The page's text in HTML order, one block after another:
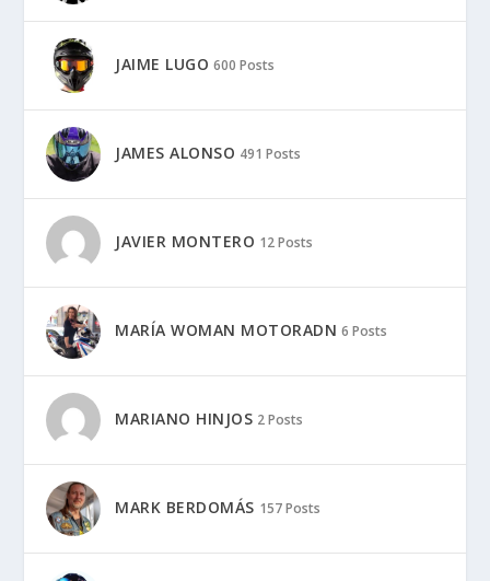
JAIME LUGO 600 Posts
JAMES ALONSO 491 Posts
JAVIER MONTERO 12 Posts
MARÍA WOMAN MOTORADN 6 Posts
MARIANO HINJOS 2 Posts
MARK BERDOMÁS 157 Posts